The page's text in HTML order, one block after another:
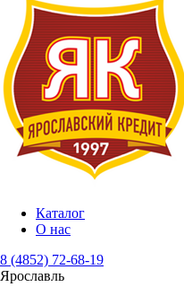
Каталог
О нас
8 (4852) 72-68-19
Ярославль